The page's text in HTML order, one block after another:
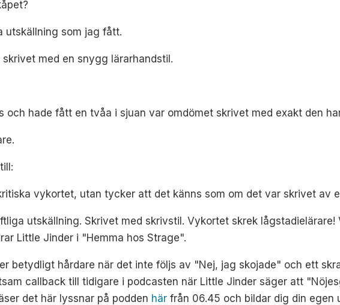
utskällning som jag fått.
med en snygg lärarhandstil.
och hade fått en tvåa i sjuan var omdömet skrivet med exakt den
vykortet, utan tycker att det känns som om det var skrivet av
utskällning. Skrivet med skrivstil. Vykortet skrek lågstadielärare!
Little Jinder i "Hemma hos Strage".
betydligt hårdare när det inte följs av "Nej, jag skojade" och ett
callback till tidigare i podcasten när Little Jinder säger att
det här lyssnar på podden här från 06.45 och bildar dig din egen